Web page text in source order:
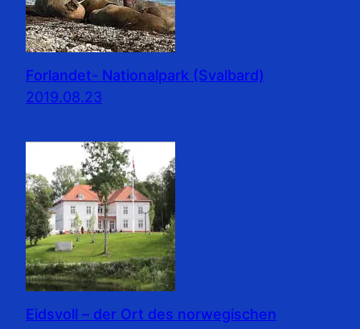
Forlandet- Nationalpark (Svalbard)
2019.08.23
Eidsvoll – der Ort des norwegischen